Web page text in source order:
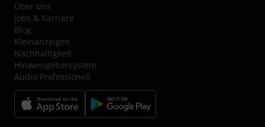
Über uns
Jobs & Karriere
Blog
Kleinanzeigen
Nachhaltigkeit
Hinweisgebersystem
Audio Professionell